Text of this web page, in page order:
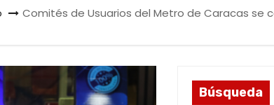
Comités de Usuarios del Metro de Caracas
Búsqueda